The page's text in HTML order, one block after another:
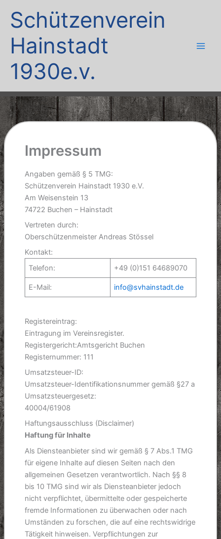
Inhalt
springen
Schützenverein
Hainstadt
1930e.v.
Impressum
Angaben gemäß § 5 TMG:
Schützenverein Hainstadt 1930 e.V.
Am Weisenstein 13
74722 Buchen – Hainstadt
Vertreten durch:
Oberschützenmeister Andreas Stössel
Kontakt:
Telefon:
+49 (0)151 64689070
E-Mail: info@svhainstadt.de
Registereintrag:
Eintragung im Vereinsregister.
Registergericht:Amtsgericht Buchen
Registernummer: 111
Umsatzsteuer-ID:
Umsatzsteuer-Identifikationsnummer gemäß §27 a
Umsatzsteuergesetz:
40004/61908
Haftungsausschluss (Disclaimer)
Haftung für Inhalte
Als Diensteanbieter sind wir gemäß § 7 Abs.1 TMG
für eigene Inhalte auf diesen Seiten nach den
allgemeinen Gesetzen verantwortlich. Nach §§ 8
bis 10 TMG sind wir als Diensteanbieter jedoch
nicht verpflichtet, übermittelte oder gespeicherte
fremde Informationen zu überwachen oder nach
Umständen zu forschen, die auf eine rechtswidrige
Tätigkeit hinweisen. Verpflichtungen zur